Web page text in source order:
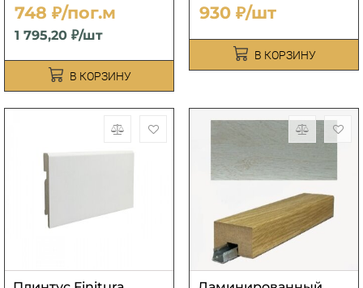
748 ₽/пог.м
1 795,20 ₽/шт
В КОРЗИНУ
930 ₽/шт
В КОРЗИНУ